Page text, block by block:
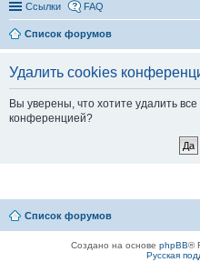
Ссылки FAQ
Список форумов
Удалить cookies
Вы уверены, что хотите удалить
конференцией?
Список форумов
Создано на основе phpBB®
Русская